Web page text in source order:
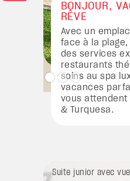
BONJOUR,
RÊVE
Avec un
face à la
des services
restaurants
soins au spa
vacances
vous attendent
& Turquesa.
Suite junior avec